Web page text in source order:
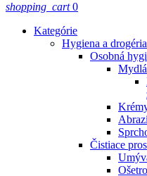
shopping_cart 0
Kategórie
Hygiena a drogéria
Osobná
Mydlá
Čistiace